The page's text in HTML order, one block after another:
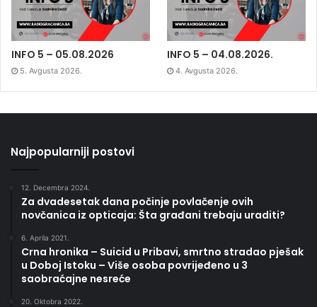
INFO 5 – 05.08.2026
5. Avgusta 2026.
INFO 5 – 04.08.2026.
4. Avgusta 2026.
Najpopularniji postovi
12. Decembra 2024.
Za dvadesetak dana počinje povlačenje ovih
novčanica iz opticaja: Šta građani trebaju uraditi?
6. Aprila 2021.
Crna hronika – Suicid u Pribavi, smrtno stradao pješak
u Doboj Istoku – Više osoba povrijeđeno u 3
saobraćajne nesreće
20. Oktobra 2022.